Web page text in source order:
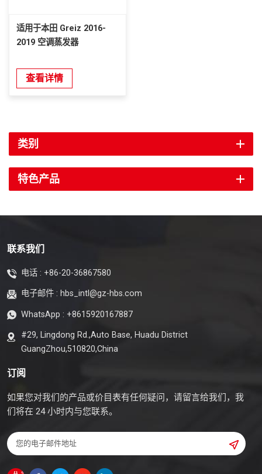
适用于本田 Greiz 2016-
2019 空调蒸发器
查看详情
类别
特色产品
联系我们
电话 : +86-20-36867580
电子邮件 : hbs_intl@gz-hbs.com
WhatsApp : +8615920167887
#29, Lingdong Rd.,Auto Base, Huadu District
GuangZhou,510820,China
订阅
如果您对我们的产品或价目表有任何疑问，请留言给我们，我
们将在 24 小时内与您联系。